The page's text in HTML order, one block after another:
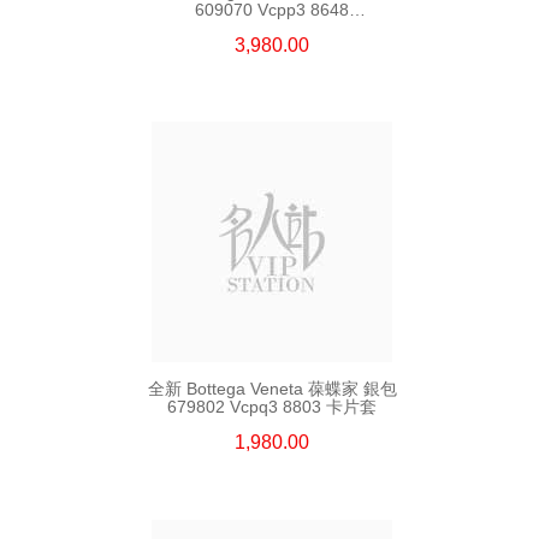
609070 Vcpp3 8648
3,980.00
全新 Bottega Veneta 葆蝶家 銀包
679802 Vcpq3 8803 卡片套
1,980.00